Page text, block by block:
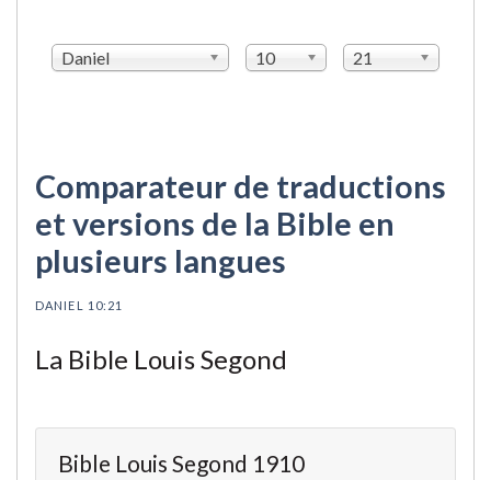
Daniel 10 21
Comparateur de traductions
et versions de la Bible en
plusieurs langues
DANIEL 10:21
La Bible Louis Segond
Bible Louis Segond 1910